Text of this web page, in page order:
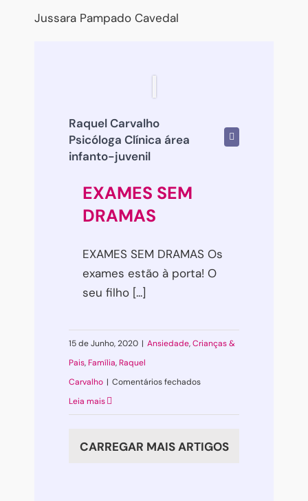
Jussara Pampado Cavedal
Raquel Carvalho
Psicóloga Clínica área
infanto-juvenil
EXAMES SEM
DRAMAS
EXAMES SEM DRAMAS Os
exames estão à porta! O
seu filho [...]
15 de Junho, 2020 | Ansiedade,Crianças &
Pais, Família, Raquel
Carvalho | Comentários fechadosem
Leia mais
CARREGAR MAIS ARTIGOS